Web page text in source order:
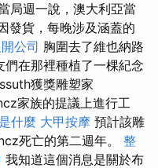
局週一說，澳大利亞當
發貨，每晚涉及涵蓋的
公司 胸圍去了維也納路
在那裡種植了一棵紀念
獲獎雕塑家
家族的提議上進行工
什麼 大甲按摩 預計該雕
死亡的第二週年。 整
我知道這個消息是關於布